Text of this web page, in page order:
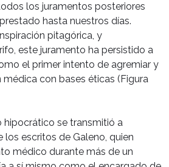
los juramentos posteriores
hasta nuestros días.
pitagórica, y
este juramento ha persistido a
el primer intento de agremiar y
con bases éticas (Figura
hipocrático se transmitió a
los escritos de Galeno, quien
médico durante más de un